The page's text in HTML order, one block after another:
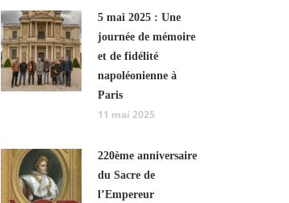
5 mai 2025 : Une
journée de mémoire
et de fidélité
napoléonienne à
Paris
11 mai 2025
220ème anniversaire
du Sacre de
l’Empereur